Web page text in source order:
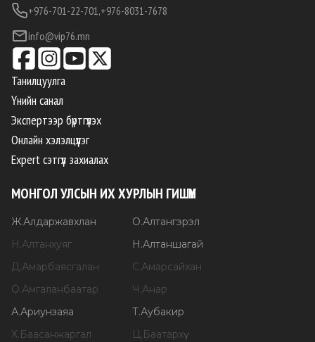
+976-701-22-701,+976-8031-7678
info@vip76.mn
Танилцуулга
Үнийн санал
Экспертээр бүртгүүлэх
Онлайн хэлэлцүүлэг
Expert сэтгүүл захиалах
МОНГОЛ УЛСЫН ИХ ХУРЛЫН ГИШҮҮН
Ж.Алдаржавхлан О.Алтангэрэл
Н .Алтанхуяг Н .Алтаншагай
Д.Амарбаясгалан С.Амарсайхан
О.Амгаланбаатар Ч .Анар
А.Ариунзаяа Т.Аубакир
Х. Баасанжаргал Ц. Баатархүү